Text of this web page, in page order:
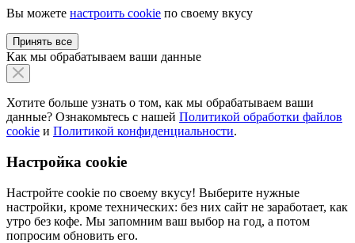
Вы можете настроить cookie по своему вкусу
Принять все
Как мы обрабатываем ваши данные
Хотите больше узнать о том, как мы обрабатываем ваши
данные? Ознакомьтесь с нашей Политикой обработки файлов
cookie и Политикой конфиденциальности.
Настройка cookie
Настройте cookie по своему вкусу! Выберите нужные
настройки, кроме технических: без них сайт не заработает, как
утро без кофе. Мы запомним ваш выбор на год, а потом
попросим обновить его.